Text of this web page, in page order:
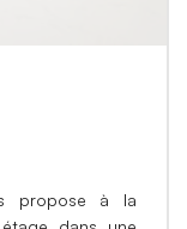
propose à la